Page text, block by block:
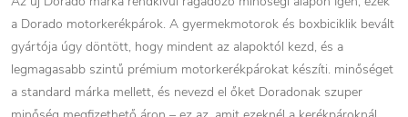
a Dorado motorkerékpárok. A gyermekmotorok és boxbiciklik bevált
gyártója úgy döntött, hogy mindent az alapoktól kezd, és a
legmagasabb szintű prémium motorkerékpárokat készíti. minőséget
a standard márka mellett, és nevezd el őket Doradonak szuper